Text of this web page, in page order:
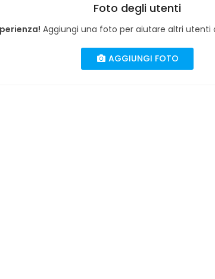
Foto degli utenti
Aggiungi una foto per aiutare altri utenti
AGGIUNGI FOTO